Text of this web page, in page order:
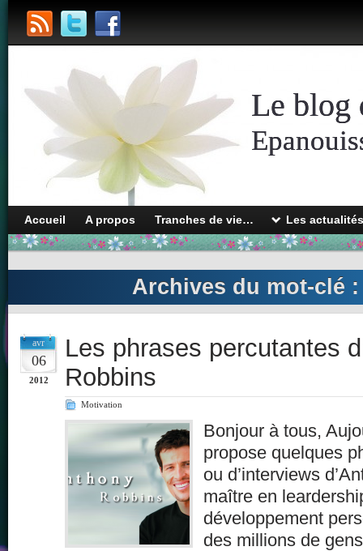
Le blog
Accueil A propos Tranches de vie… Les
Archives du mot-clé
avr
06
2012
Les phrases percutantes
Robbins
Motivation
Bonjour à tous,
propose quelques
ou d’interviews
maître en
développement
des millions de